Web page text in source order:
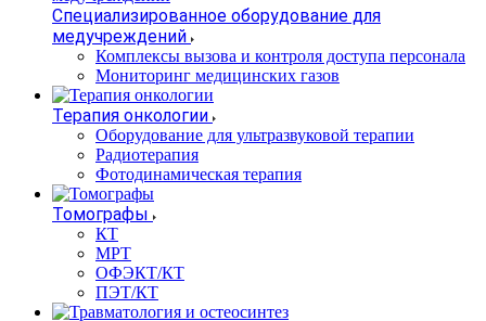
Специализированное оборудование для
медучреждений
Комплексы вызова и контроля доступа персонала
Мониторинг медицинских газов
Терапия онкологии
Оборудование для ультразвуковой терапии
Радиотерапия
Фотодинамическая терапия
Томографы
КТ
МРТ
ОФЭКТ/КТ
ПЭТ/КТ